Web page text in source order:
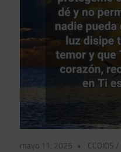
mayo 11, 2025 CCDIOS /